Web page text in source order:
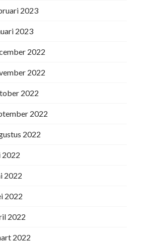
2023
2023
2022
2022
2022
2022
2022
2022
2022
2022
2022
2022